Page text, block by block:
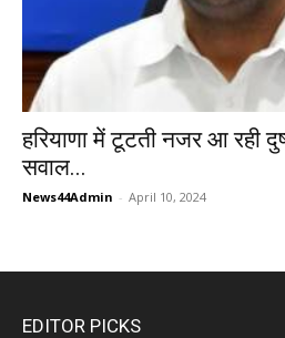
हरियाणा में टूटती नजर आ रही
सवाल...
News44Admin - April 10, 2024
EDITOR PICKS